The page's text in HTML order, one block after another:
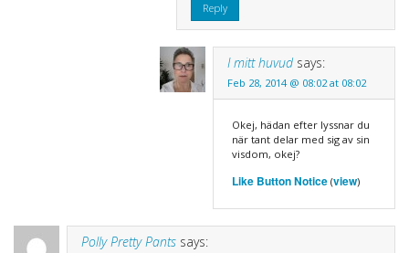
Reply
I mitt huvud says:
Feb 28, 2014 @ 08:02 at 08:02
Okej, hädan efter lyssnar du
när tant delar med sig av sin
visdom, okej?
Like Button Notice(view)
Polly Pretty Pants says: